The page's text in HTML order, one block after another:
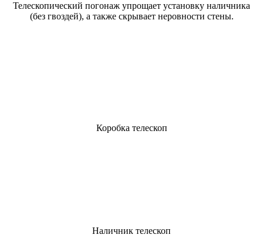
Телескопический погонаж упрощает установку наличника
(без гвоздей), а также скрывает неровности стены.
Коробка телескоп
Наличник телескоп